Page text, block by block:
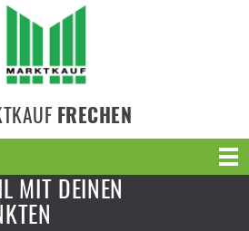
FRECHEN
MIT DEINEN